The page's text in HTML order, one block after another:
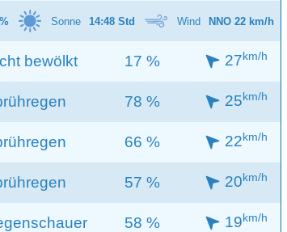
Sonne 14:48 Std Wind NNO 22 km/h
bewölkt 17 % 27km/h
78 % 25km/h
66 % 22km/h
57 % 20km/h
58 % 19km/h